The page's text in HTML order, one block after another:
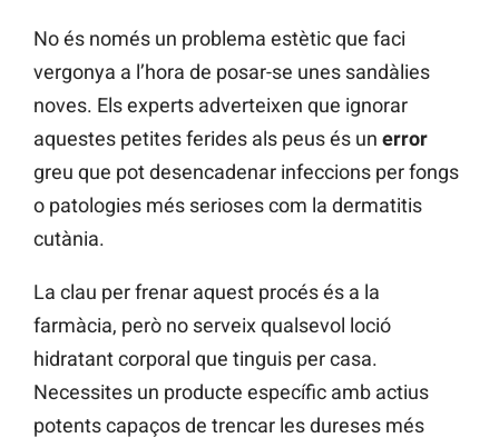
No és només un problema estètic que faci
vergonya a l’hora de posar-se unes sandàlies
noves. Els experts adverteixen que ignorar
aquestes petites ferides als peus és un error
greu que pot desencadenar infeccions per fongs
o patologies més serioses com la dermatitis
cutània.
La clau per frenar aquest procés és a la
farmàcia, però no serveix qualsevol loció
hidratant corporal que tinguis per casa.
Necessites un producte específic amb actius
potents capaços de trencar les dureses més